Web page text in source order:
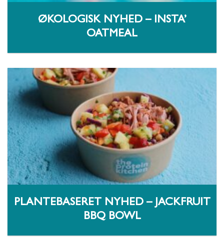
ØKOLOGISK NYHED – INSTA’
OATMEAL
PLANTEBASERET NYHED – JACKFRUIT
BBQ BOWL